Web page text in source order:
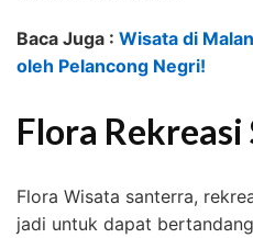
Baca Juga : Wisata di
oleh Pelancong Negri!
Flora
Flora Wisata santerra,
jadi untuk dapat